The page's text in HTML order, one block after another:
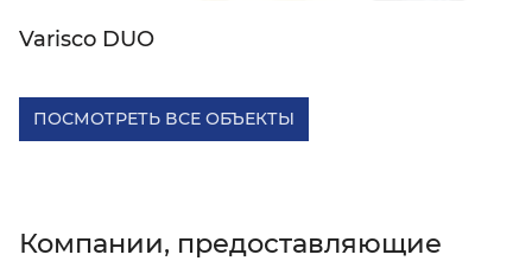
Varisco DUO
ПОСМОТРЕТЬ ВСЕ ОБЪЕКТЫ
Компании, предоставляющие